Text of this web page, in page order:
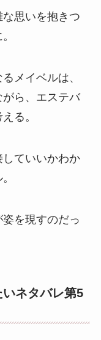
思いを抱きつ
メイベルは、
ら、エステバ
る。
ていいかわか
を現すのだっ
ネタバレ第5